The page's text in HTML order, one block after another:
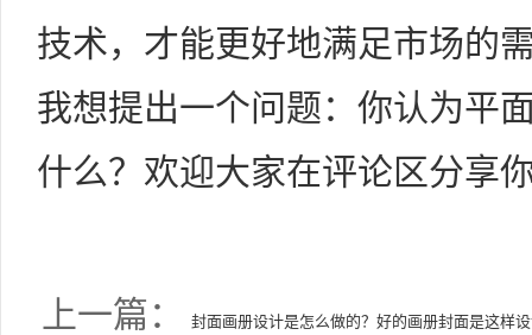
技术，才能更好地满足市场的
我想提出一个问题：你认为平
什么？欢迎大家在评论区分享
上一篇： 封面画册设计是怎么做的？好的画册封面是这样